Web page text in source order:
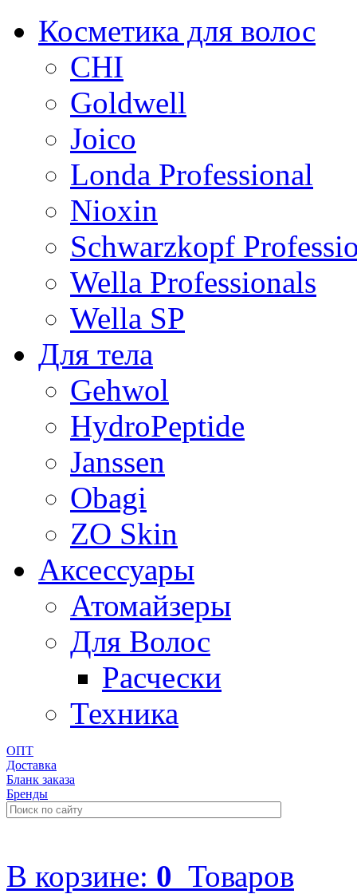
Косметика для волос
CHI
Goldwell
Joico
Londa Professional
Nioxin
Schwarzkopf
Wella Professionals
Wella SP
Для тела
Gehwol
HydroPeptide
Janssen
Obagi
ZO Skin
Aксессуары
Атомайзеры
Для Волос
Расчески
Техника
ОПТ
Доставка
Бланк заказа
Бренды
В корзине: 0 Товаров